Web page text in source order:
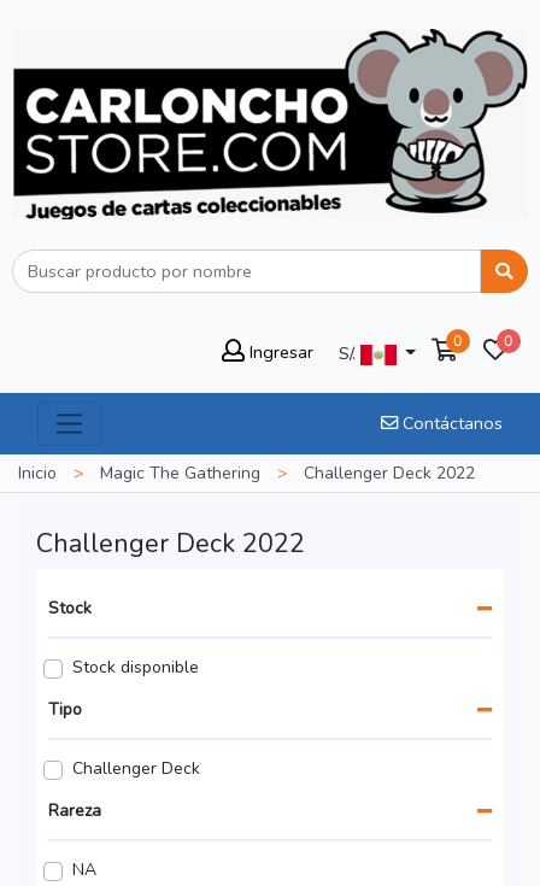
Ingresar S/.
0 0
Contáctanos
Inicio > Magic The Gathering > Challenger Deck 2022
Challenger Deck 2022
Stock
Stock disponible
Tipo
Challenger Deck
Rareza
NA